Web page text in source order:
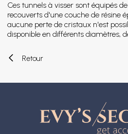
Ces tunnels à visser sont équipés
recouverts d'une couche de résine
aucune perte de cristaux n'est
disponible en différents diamètres,
Retour